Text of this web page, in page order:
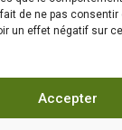
de ne pas consentir
un effet négatif sur
Accepter